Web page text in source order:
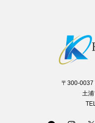
〒300-0037
土